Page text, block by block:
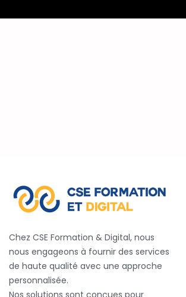
Chez CSE Formation & Digital, nous
nous engageons à fournir des services
de haute qualité avec une approche
personnalisée.
Nos solutions sont conçues pour